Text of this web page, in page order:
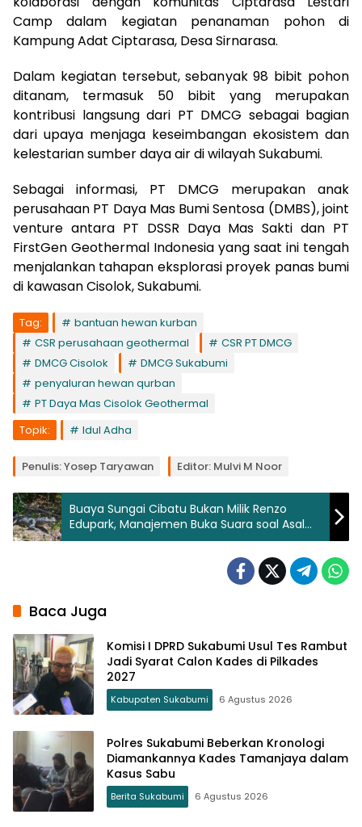
Camp dalam kegiatan penanaman pohon di
Kampung Adat Ciptarasa, Desa Sirnarasa.
Dalam kegiatan tersebut, sebanyak 98 bibit pohon
ditanam, termasuk 50 bibit yang merupakan
kontribusi langsung dari PT DMCG sebagai bagian
dari upaya menjaga keseimbangan ekosistem dan
kelestarian sumber daya air di wilayah Sukabumi.
Sebagai informasi, PT DMCG merupakan anak
perusahaan PT Daya Mas Bumi Sentosa (DMBS), joint
venture antara PT DSSR Daya Mas Sakti dan PT
FirstGen Geothermal Indonesia yang saat ini tengah
menjalankan tahapan eksplorasi proyek panas bumi
di kawasan Cisolok, Sukabumi.
Tag:
bantuan hewan kurban
CSR perusahaan geothermal
CSR PT DMCG
DMCG Cisolok
DMCG Sukabumi
penyaluran hewan qurban
PT Daya Mas Cisolok Geothermal
Topik:
Idul Adha
Penulis: Yosep Taryawan Editor: Mulvi M Noor
Buaya Sungai Cibatu Bukan Milik Renzo
Edupark, Manajemen Buka Suara soal Asal
Usul Satwa
Baca Juga
Komisi I DPRD Sukabumi Usul Tes Rambut
Jadi Syarat Calon Kades di Pilkades
2027
Kabupaten Sukabumi 6 Agustus 2026
Polres Sukabumi Beberkan Kronologi
Diamankannya Kades Tamanjaya dalam
Kasus Sabu
Berita Sukabumi 6 Agustus 2026